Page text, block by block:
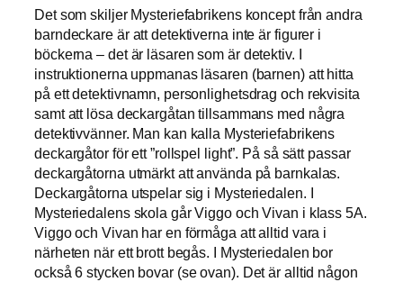
Det som skiljer Mysteriefabrikens koncept från andra
barndeckare är att detektiverna inte är figurer i
böckerna – det är läsaren som är detektiv. I
instruktionerna uppmanas läsaren (barnen) att hitta
på ett detektivnamn, personlighetsdrag och rekvisita
samt att lösa deckargåtan tillsammans med några
detektivvänner. Man kan kalla Mysteriefabrikens
deckargåtor för ett ”rollspel light”. På så sätt passar
deckargåtorna utmärkt att använda på barnkalas.
Deckargåtorna utspelar sig i Mysteriedalen. I
Mysteriedalens skola går Viggo och Vivan i klass 5A.
Viggo och Vivan har en förmåga att alltid vara i
närheten när ett brott begås. I Mysteriedalen bor
också 6 stycken bovar (se ovan). Det är alltid någon